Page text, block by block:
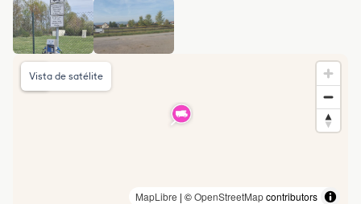
MapLibre | ©OpenStreetMapcontributors
Vista de satélite